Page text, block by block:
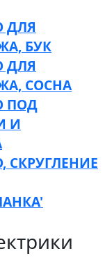
ДЛЯ
БУК
ДЛЯ
СОСНА
ПОД
И
СКРУГЛЕНИЕ